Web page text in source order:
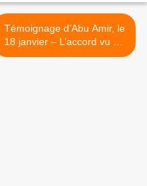
Témoignage d’Abu Amir, le
18 janvier – L’accord vu de
Gaza : calme et prudence !